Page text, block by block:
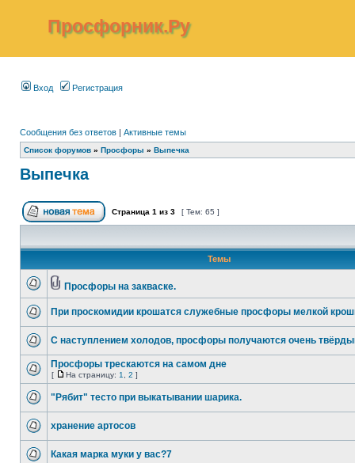
Просфорник.Ру
Вход Регистрация
Сообщения без ответов | Активные темы
Список форумов » Просфоры » Выпечка
Выпечка
Страница 1 из 3 [ Тем: 65 ]
Темы
Просфоры на закваске.
При проскомидии крошатся служебные просфоры мелкой
С наступлением холодов, просфоры получаются очень
Просфоры трескаются на самом дне
[ На страницу: 1 2 ]
"Рябит" тесто при выкатывании шарика.
хранение артосов
Какая марка муки у вас?7